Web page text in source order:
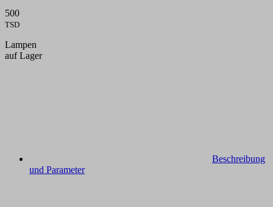
500
TSD
Lampen
auf Lager
Beschreibung
und Parameter